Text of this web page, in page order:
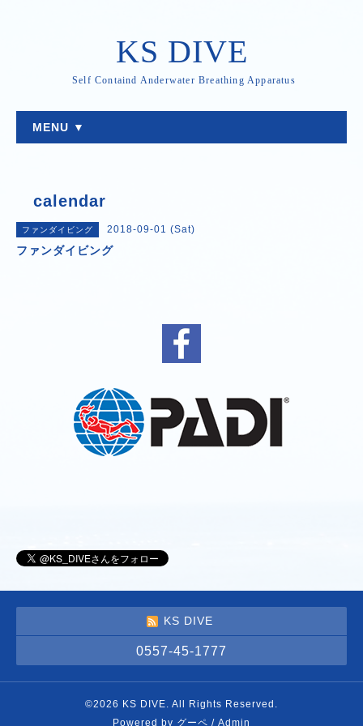
KS DIVE
Self Containd Anderwater Breathing Apparatus
MENU ▼
calendar
ファンダイビング 2018-09-01 (Sat)
ファンダイビング
KS DIVE
0557-45-1777
©2026 KS DIVE. All Rights Reserved.
Powered by グーペ / Admin